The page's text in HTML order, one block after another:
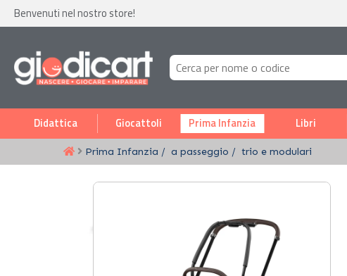
Benvenuti nel nostro store!
Didattica Giocattoli Prima Infanzia Libri
Prima Infanzia a passeggio trio e modulari